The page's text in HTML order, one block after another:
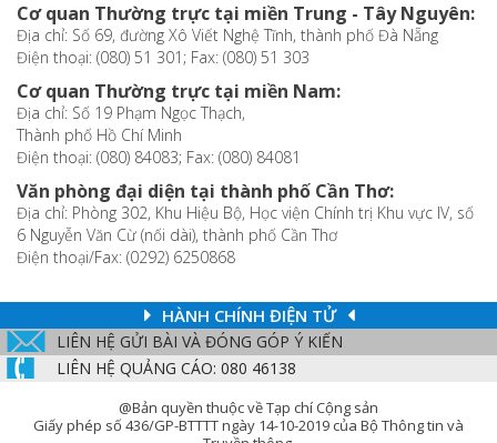
Cơ quan Thường trực tại miền Trung - Tây Nguyên:
Địa chỉ: Số 69, đường Xô Viết Nghệ Tĩnh, thành phố Đà Nẵng
Điện thoại: (080) 51 301; Fax: (080) 51 303
Cơ quan Thường trực tại miền Nam:
Địa chỉ: Số 19 Phạm Ngọc Thạch,
Thành phố Hồ Chí Minh
Điện thoại: (080) 84083; Fax: (080) 84081
Văn phòng đại diện tại thành phố Cần Thơ:
Địa chỉ: Phòng 302, Khu Hiệu Bộ, Học viện Chính trị Khu vực IV, số
6 Nguyễn Văn Cừ (nối dài), thành phố Cần Thơ
Điện thoại/Fax: (0292) 6250868
HÀNH CHÍNH ĐIỆN TỬ
LIÊN HỆ GỬI BÀI VÀ ĐÓNG GÓP Ý KIẾN
LIÊN HỆ QUẢNG CÁO: 080 46138
@Bản quyền thuộc về Tạp chí Cộng sản
Giấy phép số 436/GP-BTTTT ngày 14-10-2019 của Bộ Thông tin và